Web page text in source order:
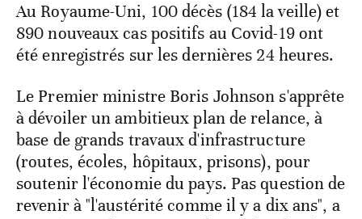
Au Royaume-Uni, 100 décès (184 la veille) et
890 nouveaux cas positifs au Covid-19 ont
été enregistrés sur les dernières 24 heures.
Le Premier ministre Boris Johnson s'apprête
à dévoiler un ambitieux plan de relance, à
base de grands travaux d'infrastructure
(routes, écoles, hôpitaux, prisons), pour
soutenir l'économie du pays. Pas question de
revenir à "l'austérité comme il y a dix ans", a